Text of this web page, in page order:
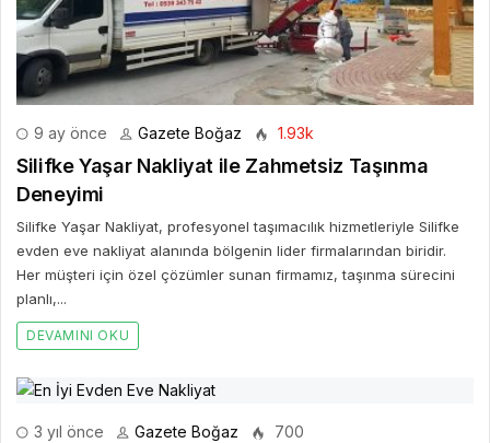
9 ay önce Gazete Boğaz 1.93k
Silifke Yaşar Nakliyat ile Zahmetsiz Taşınma
Deneyimi
Silifke Yaşar Nakliyat, profesyonel taşımacılık hizmetleriyle Silifke
evden eve nakliyat alanında bölgenin lider firmalarından biridir.
Her müşteri için özel çözümler sunan firmamız, taşınma sürecini
planlı,...
DEVAMINI OKU
3 yıl önce Gazete Boğaz 700